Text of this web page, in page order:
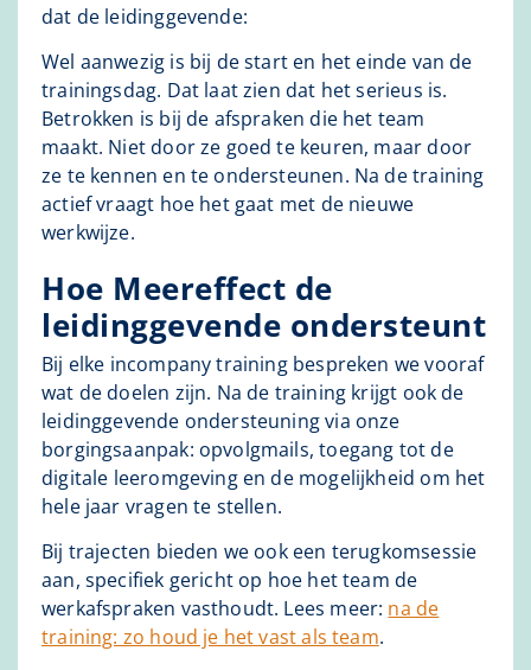
dat de leidinggevende:
Wel aanwezig is bij de start en het einde van de
trainingsdag. Dat laat zien dat het serieus is.
Betrokken is bij de afspraken die het team
maakt. Niet door ze goed te keuren, maar door
ze te kennen en te ondersteunen. Na de training
actief vraagt hoe het gaat met de nieuwe
werkwijze.
Hoe Meereffect de
leidinggevende ondersteunt
Bij elke incompany training bespreken we vooraf
wat de doelen zijn. Na de training krijgt ook de
leidinggevende ondersteuning via onze
borgingsaanpak: opvolgmails, toegang tot de
digitale leeromgeving en de mogelijkheid om het
hele jaar vragen te stellen.
Bij trajecten bieden we ook een terugkomsessie
aan, specifiek gericht op hoe het team de
werkafspraken vasthoudt. Lees meer: na de
training: zo houd je het vast als team.